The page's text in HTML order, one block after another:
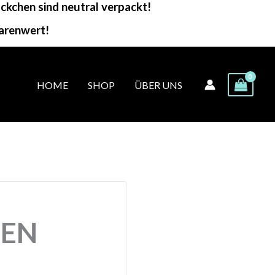
sind neutral verpackt!
HOME SHOP ÜBER UNS